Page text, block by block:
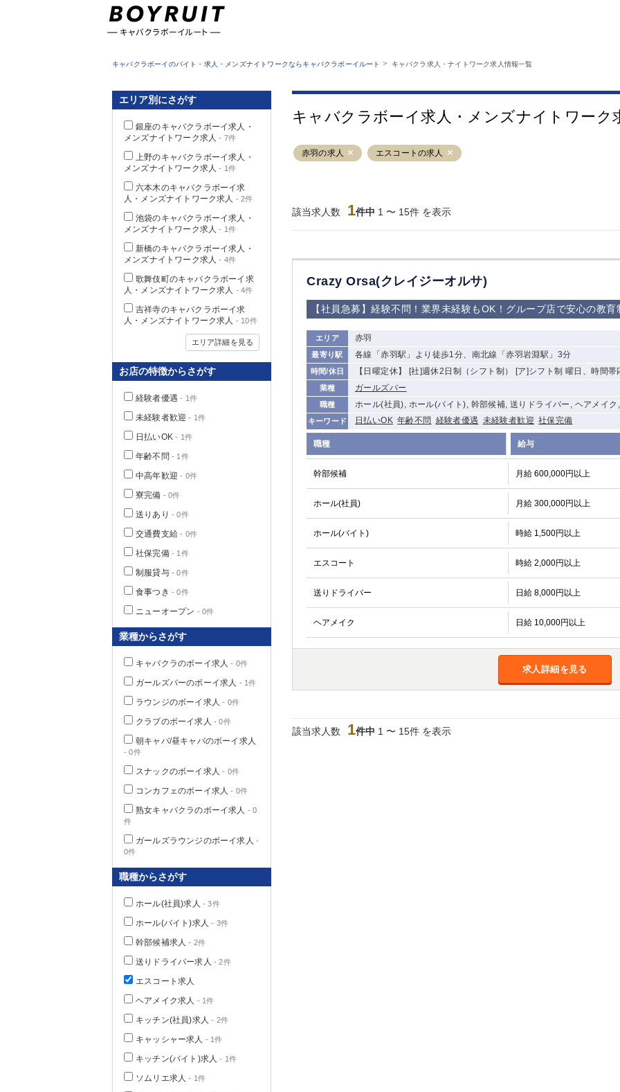
業種から探す
職種から探す
キャバクラボーイルートとは？
サイトマップ
キャバクラボーイのバイト・求人・メンズナイトワークならキャバクラボーイルート > キャバクラ求人・ナイトワーク求人情報一覧
キャバクラボーイ求人・メンズナイトワーク
赤羽の求人 エスコートの求人
該当求人数 1件中 1 〜 15件 を表示
Crazy Orsa(クレイジーオルサ)
【社員急募】経験不問！業界未経験もOK！グループ店で安心の教育
エリア 赤羽
最寄り駅 各線「赤羽駅」より徒歩1分、南北線「赤羽岩淵駅」3分
時間/休日 【日曜定休】 [社]週休2日制（シフト制） [ア]シフト制 曜日、時間帯
業種 ガールズバー
職種 ホール(社員), ホール(バイト), 幹部候補, 送りドライバー, ヘアメイク
キーワード 日払いOK 年齢不問 経験者優遇 未経験者歓迎 社保完備
職種 給与
幹部候補 月給 600,000円以上
ホール(社員) 月給 300,000円以上
ホール(バイト) 時給 1,500円以上
エスコート 時給 2,000円以上
送りドライバー 日給 8,000円以上
ヘアメイク 日給 10,000円以上
求人詳細を見る
該当求人数 1件中 1 〜 15件 を表示
エリア別にさがす
銀座のキャバクラボーイ求人・
メンズナイトワーク求人 - 7件
上野のキャバクラボーイ求人・
メンズナイトワーク求人 - 1件
六本木のキャバクラボーイ求
人・メンズナイトワーク求人 - 2件
池袋のキャバクラボーイ求人・
メンズナイトワーク求人 - 1件
新橋のキャバクラボーイ求人・
メンズナイトワーク求人 - 4件
歌舞伎町のキャバクラボーイ求
人・メンズナイトワーク求人 - 4件
吉祥寺のキャバクラボーイ求
人・メンズナイトワーク求人 - 10件
エリア詳細を見る
お店の特徴からさがす
経験者優遇 - 1件
未経験者歓迎 - 1件
日払いOK - 1件
年齢不問 - 1件
中高年歓迎 - 0件
寮完備 - 0件
送りあり - 0件
交通費支給 - 0件
社保完備- 1件
制服貸与- 0件
食事つき - 0件
ニューオープン - 0件
業種からさがす
キャバクラのボーイ求人 - 0件
ガールズバーのボーイ求人 - 1件
ラウンジのボーイ求人 - 0件
クラブのボーイ求人 - 0件
朝キャバ/昼キャバのボーイ求人
- 0件
スナックのボーイ求人 - 0件
コンカフェのボーイ求人 - 0件
熟女キャバクラのボーイ求人 - 0
件
ガールズラウンジのボーイ求人 -
0件
職種からさがす
ホール(社員)求人 - 3件
ホール(バイト)求人 - 3件
幹部候補求人 - 2件
送りドライバー求人 - 2件
エスコート求人
ヘアメイク求人 - 1件
キッチン(社員)求人 - 2件
キャッシャー求人 - 1件
キッチン(バイト)求人 - 1件
ソムリエ求人 - 1件
東京都 銀座 上野 六本木
立川
千葉中央 門前仲町
町田
大山 赤坂
ひばりヶ丘（北
学芸大学
の好立地！
「赤羽駅」から
徒歩2分 ②東
京メトロ南北線
「赤羽岩淵駅」
から徒歩10分
宿
①歌舞伎町 ②
新宿
①東武練馬 ②
成増・板橋 ③
大山 ②池袋
池袋東口 金町 大井町
下赤塚 竹ノ塚 三鷹
亀戸
荻窪
浅草 新小岩
幡ヶ谷
五井
関内 横浜 川崎
溝の口
新横浜
武蔵小杉
小田原
横浜・桜木町
関内・馬車道・
日ノ出町
武蔵新城
茅ヶ崎 戸塚 たまプラーザ
大船
厚木
桜木町
大宮
川越
南浦和
獨協大学前
加松原＞
千葉県
千葉
浦安
茨城県
群馬県